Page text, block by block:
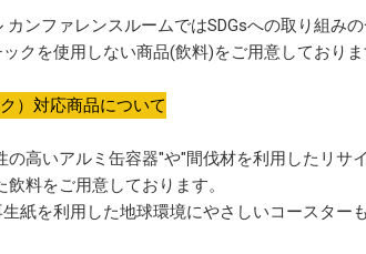
ンファレンスルームではSDGsへの取り組み
クを使用しない商品(飲料)をご用意しておりま
）対応商品について
の高いアルミ缶容器"や"間伐材を利用したリサ
料をご用意しております。
紙を利用した地球環境にやさしいコースター